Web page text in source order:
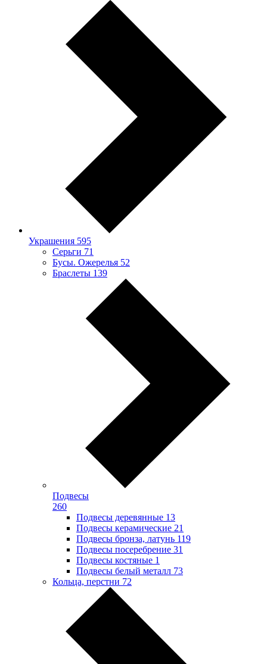
Украшения 595
Серьги 71
Бусы. Ожерелья 52
Браслеты 139
Подвесы
260
Подвесы деревянные 13
Подвесы керамические 21
Подвесы бронза, латунь 119
Подвесы посеребрение 31
Подвесы костяные 1
Подвесы белый металл 73
Кольца, перстни 72